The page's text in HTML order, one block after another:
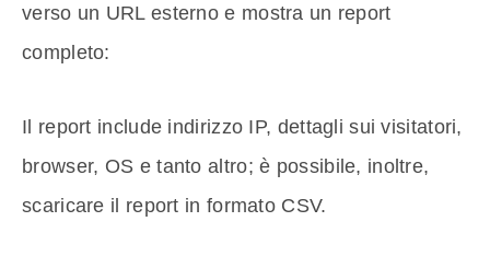
verso un URL esterno e mostra un report
completo:
Il report include indirizzo IP, dettagli sui visitatori,
browser, OS e tanto altro; è possibile, inoltre,
scaricare il report in formato CSV.